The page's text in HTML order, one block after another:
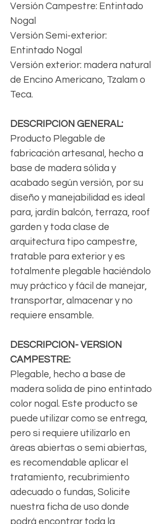
Versión Campestre: Entintado
Nogal
Versión Semi-exterior:
Entintado Nogal
Versión exterior: madera natural
de Encino Americano, Tzalam o
Teca.
DESCRIPCION GENERAL:
Producto Plegable de
fabricación artesanal, hecho a
base de madera sólida y
acabado según versión, por su
diseño y manejabilidad es ideal
para, jardín balcón, terraza, roof
garden y toda clase de
arquitectura tipo campestre,
tratable para exterior y es
totalmente plegable haciéndolo
muy práctico y fácil de manejar,
transportar, almacenar y no
requiere ensamble.
DESCRIPCION- VERSION
CAMPESTRE:
Plegable, hecho a base de
madera solida de pino entintado
color nogal. Este producto se
puede utilizar como se entrega,
pero si requiere utilizarlo en
áreas abiertas o semi abiertas,
es recomendable aplicar el
tratamiento, recubrimiento
adecuado o fundas, Solicite
nuestra ficha de uso donde
podrá encontrar toda la